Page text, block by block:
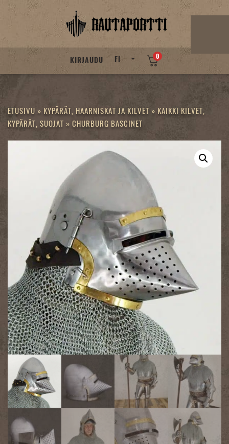
Skip
KIRJAUDU FI 0
ETUSIVU » KYPÄRÄT, HAARNISKAT JA KILVET » KAIKKI KILVET,
KYPÄRÄT, SUOJAT » CHURBURG BASCINET